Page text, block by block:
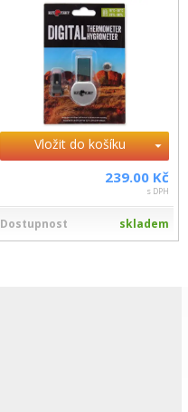
Vložit do košíku
239.00 Kč
s DPH
Dostupnost skladem